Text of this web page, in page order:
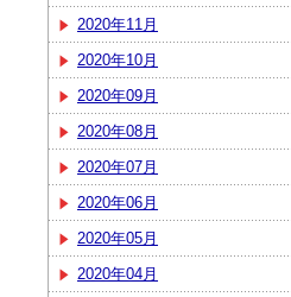
2020年11月
2020年10月
2020年09月
2020年08月
2020年07月
2020年06月
2020年05月
2020年04月